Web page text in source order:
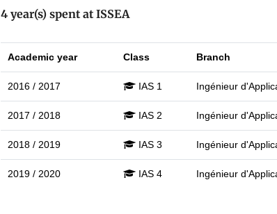
4 year(s) spent at ISSEA
Academic year Class Branch
2016 / 2017 IAS 1 Ingénieur
2017 / 2018 IAS 2 Ingénieur
2018 / 2019 IAS 3 Ingénieur
2019 / 2020 IAS 4 Ingénieur